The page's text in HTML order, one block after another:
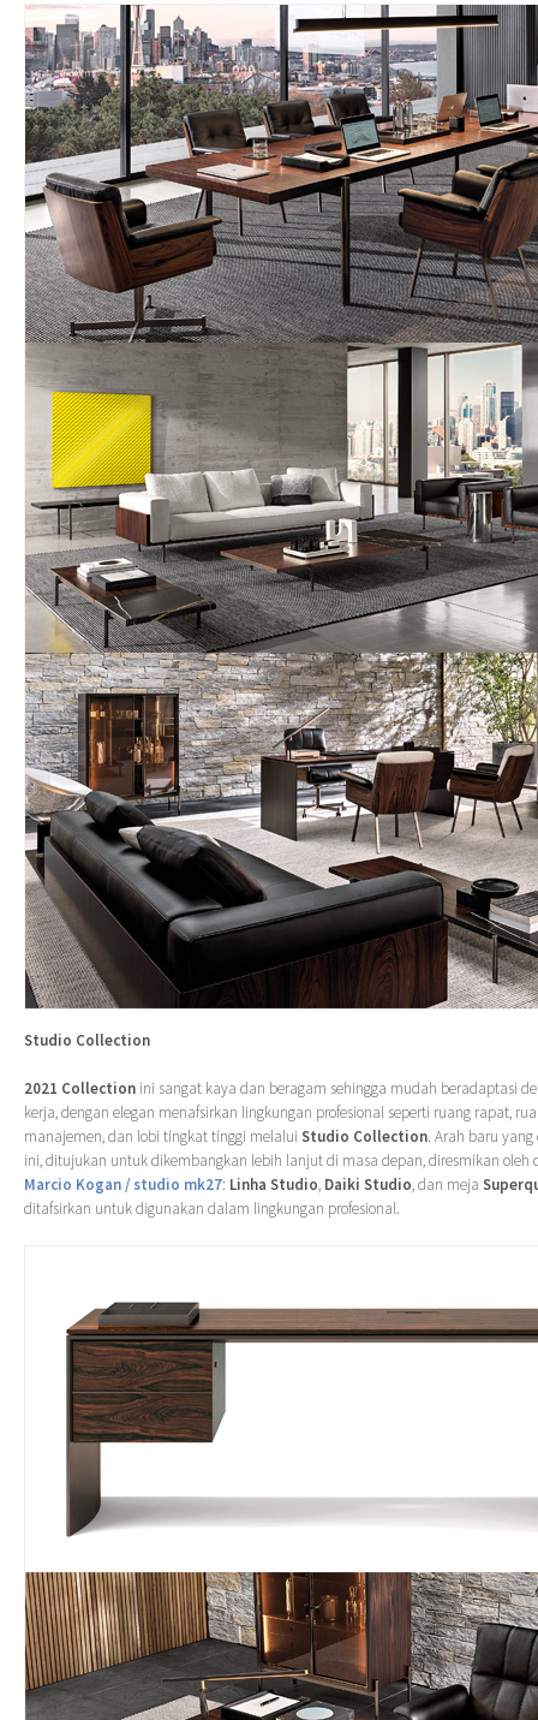
Studio Collection
2021 Collection ini sangat kaya dan beragam sehingga mudah beradaptasi
kerja, dengan elegan menafsirkan lingkungan profesional seperti ruang rapat,
manajemen, dan lobi tingkat tinggi melalui Studio Collection. Arah baru
ini, ditujukan untuk dikembangkan lebih lanjut di masa depan, diresmikan oleh
Marcio Kogan / studio mk27: Linha Studio, Daiki Studio, dan meja
ditafsirkan untuk digunakan dalam lingkungan profesional.